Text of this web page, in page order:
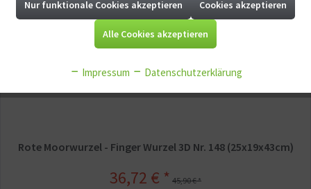
SOMMER SALE
Rote Moorwurzel - Finger Wurzel 3D Nr. 148 (25x19x43cm)
36,72 € * 45,90 € *
Tracking Aktiv
Nur funktionale Cookies akzeptieren Cookies akzeptieren
Alle Cookies akzeptieren
Impressum Datenschutzerklärung